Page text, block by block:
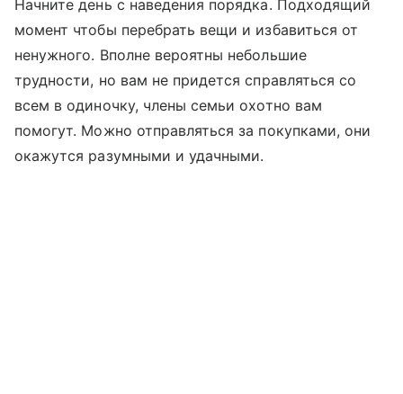
Начните день с наведения порядка. Подходящий
момент чтобы перебрать вещи и избавиться от
ненужного. Вполне вероятны небольшие
трудности, но вам не придется справляться со
всем в одиночку, члены семьи охотно вам
помогут. Можно отправляться за покупками, они
окажутся разумными и удачными.